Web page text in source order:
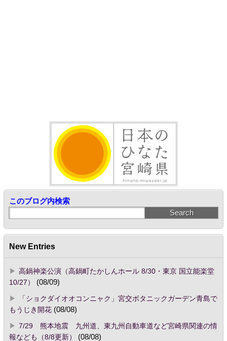
このブログ内検索
New Entries
高鍋神楽公演（高鍋町たかしんホール 8/30・東京 国立能楽堂
10/27）
(08/09)
「ショクダイオオコンニャク」宮交ボタニックガーデン青島で
もうじき開花(08/08)
7/29 熊本地震 九州道、東九州自動車道など宮崎県関連の情
報なども（8/8更新）
(08/08)